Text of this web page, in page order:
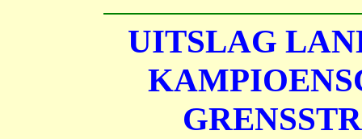
UITSLAG